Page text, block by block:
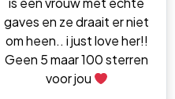
gaves en ze draait er niet
om heen.. i just love her!!
Geen 5 maar 100 sterren
voor jou